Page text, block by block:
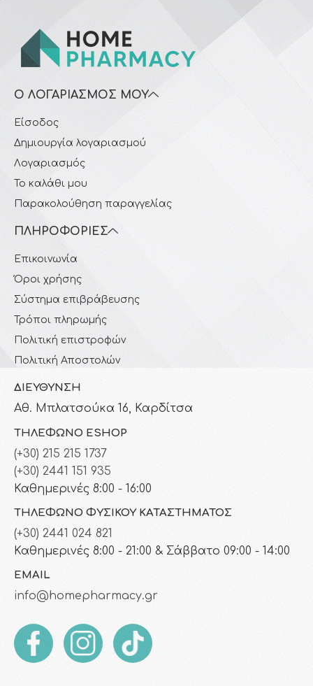
Ο ΛΟΓΑΡΙΑΣΜΌΣ ΜΟΥ
Είσοδος
Δημιουργία λογαριασμού
Λογαριασμός
Το καλάθι μου
Παρακολούθηση παραγγελίας
ΠΛΗΡΟΦΟΡΊΕΣ
Επικοινωνία
Όροι χρήσης
Σύστημα επιβράβευσης
Τρόποι πληρωμής
Πολιτική επιστροφών
Πολιτική Αποστολών
ΔΙΕΎΘΥΝΣΗ
Αθ. Μπλατσούκα 16, Καρδίτσα
ΤΗΛΈΦΩΝΟ ESHOP
(+30) 215 215 1737
(+30) 2441 151 935
Καθημερινές 8:00 - 16:00
ΤΗΛΈΦΩΝΟ ΦΥΣΙΚΟΎ ΚΑΤΑΣΤΉΜΑΤΟΣ
(+30) 2441 024 821
Καθημερινές 8:00 - 21:00 & Σάββατο 09:00 - 14:00
EMAIL
info@homepharmacy.gr